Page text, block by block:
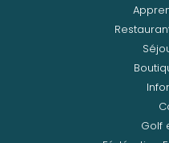
Golf